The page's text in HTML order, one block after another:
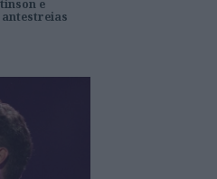
que já
se muito
os viu e
e
antestreias